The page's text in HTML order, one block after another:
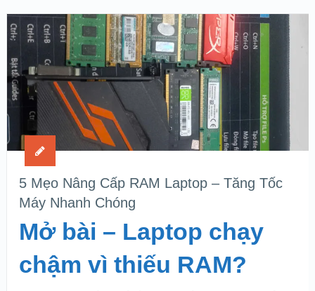
5 Mẹo Nâng Cấp RAM Laptop – Tăng Tốc
Máy Nhanh Chóng
Mở bài – Laptop chạy
chậm vì thiếu RAM?